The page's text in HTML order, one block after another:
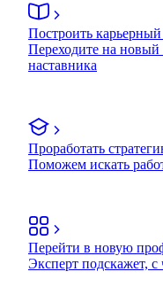
Построить
Переходите на
наставника
Проработать
Поможем искать
Перейти в новую
Эксперт подскажет, с